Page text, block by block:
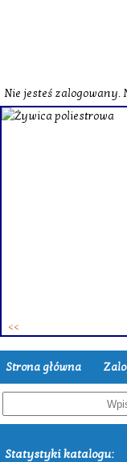
Nie jesteś zalogowany.
Strona główna
Statystyki katalogu: